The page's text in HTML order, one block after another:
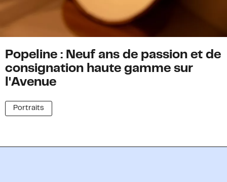
Popeline : Neuf ans de passion et de
consignation haute gamme sur
l'Avenue
Portraits